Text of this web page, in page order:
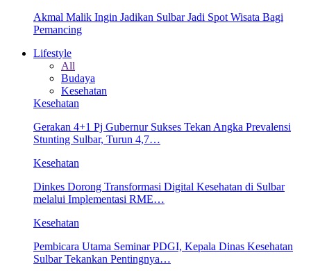
Akmal Malik Ingin Jadikan Sulbar Jadi Spot Wisata Bagi
Pemancing
Lifestyle
All
Budaya
Kesehatan
Kesehatan
Gerakan 4+1 Pj Gubernur Sukses Tekan Angka Prevalensi
Stunting Sulbar, Turun 4,7…
Kesehatan
Dinkes Dorong Transformasi Digital Kesehatan di Sulbar
melalui Implementasi RME…
Kesehatan
Pembicara Utama Seminar PDGI, Kepala Dinas Kesehatan
Sulbar Tekankan Pentingnya…